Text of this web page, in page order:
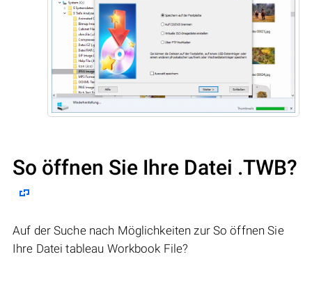
So öffnen Sie Ihre Datei .TWB?
Auf der Suche nach Möglichkeiten zur So öffnen Sie
Ihre Datei tableau Workbook File?